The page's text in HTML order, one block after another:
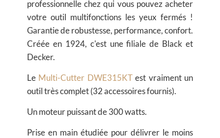
professionnelle chez qui vous pouvez acheter
votre outil multifonctions les yeux fermés !
Garantie de robustesse, performance, confort.
Créée en 1924, c'est une filiale de Black et
Decker.
Le Multi-Cutter DWE315KTest vraiment un
outil très complet (32 accessoires fournis).
Un moteur puissant de 300 watts.
Prise en main étudiée pour délivrer le moins